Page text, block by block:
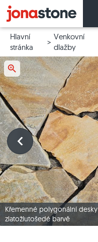
Hlavní
stránka
Venkovní
dlažby
Křemenné polygonální
zlatožlutošedé barvě